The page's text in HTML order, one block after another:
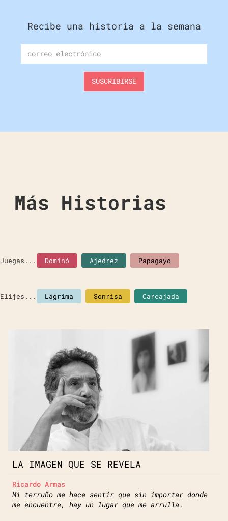
Recibe una historia a la semana
Más Historias
Juegas... Dominó Ajedrez Papagayo
Elijes... Lágrima Sonrisa Carcajada
LA IMAGEN QUE SE REVELA
Ricardo Armas
Mi terruño me hace sentir que sin importar donde
me encuentre, hay un lugar que me arrulla.